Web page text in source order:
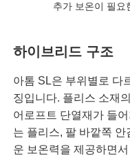
추가 보온이 필요
하이브리드 구조
아톰 SL은 부위별로 다
징입니다. 플리스 소재
어로프트 단열재가 들
는 플리스, 팔 바깥쪽
운 보온력을 제공하면